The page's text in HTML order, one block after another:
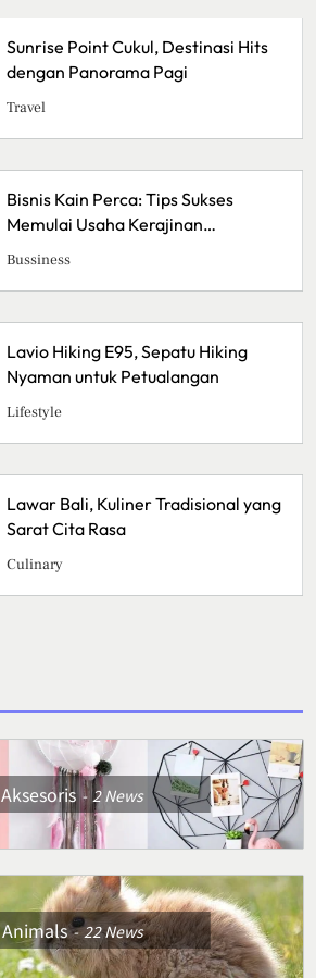
Sunrise Point Cukul, Destinasi Hits
dengan Panorama Pagi
Travel
Bisnis Kain Perca: Tips Sukses
Memulai Usaha Kerajinan
Handmade
Bussiness
Lavio Hiking E95, Sepatu Hiking
Nyaman untuk Petualangan
Lifestyle
Lawar Bali, Kuliner Tradisional yang
Sarat Cita Rasa
Culinary
Aksesoris 2News
Animals 22News